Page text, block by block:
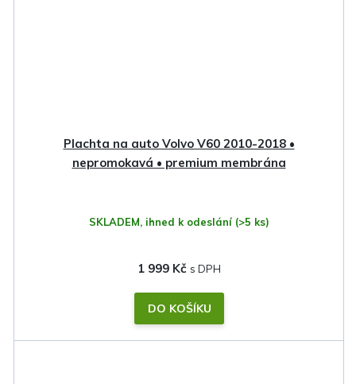
Plachta na auto Volvo V60 2010-2018 •
nepromokavá • premium membrána
SKLADEM, ihned k odeslání (>5 ks)
1 999 Kč
DO KOŠÍKU